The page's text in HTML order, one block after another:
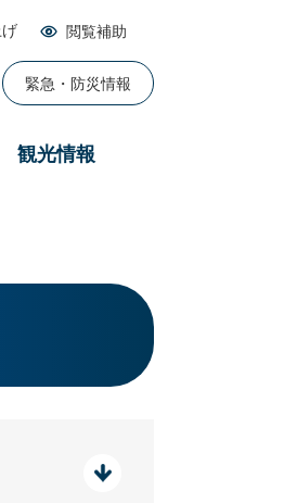
閲覧補助
緊急・防災情報
観光情報